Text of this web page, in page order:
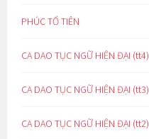
PHÚC TỔ TIÊN
CA DAO TỤC NGỮ HIỆN ĐẠI (tt4)
CA DAO TỤC NGỮ HIỆN ĐẠI (tt3)
CA DAO TỤC NGỮ HIỆN ĐẠI (tt2)